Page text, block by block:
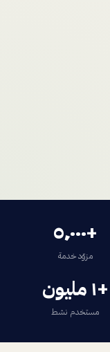
+٥٬٠٠٠
مزوّد خدمة
+١ مليون
مستخدم نشط